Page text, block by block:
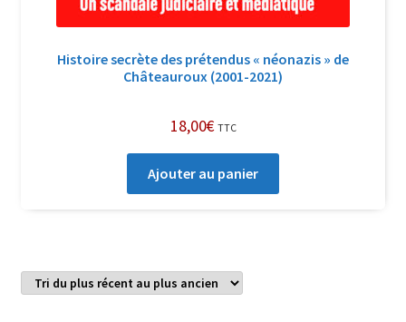
Histoire secrète des prétendus « néonazis » de
Châteauroux (2001-2021)
18,00€ TTC
Ajouter au panier